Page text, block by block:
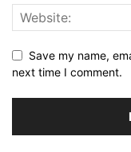
Save my name,
next time I comment.